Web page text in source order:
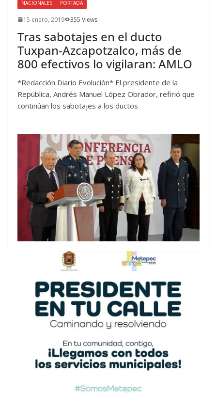
NACIONALES PORTADA
15 enero, 2019 355 Views
Tras sabotajes en el ducto
Tuxpan-Azcapotzalco, más de
800 efectivos lo vigilaran: AMLO
*Redacción Diario Evolución* El presidente de la
República, Andrés Manuel López Obrador, refirió que
continúan los sabotajes a los ductos